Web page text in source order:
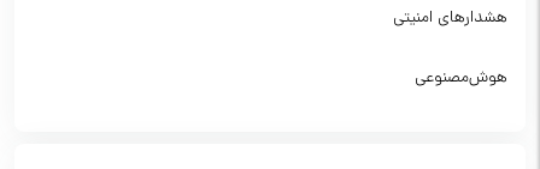
هشدارهای امنیتی
هوش‌مصنوعی